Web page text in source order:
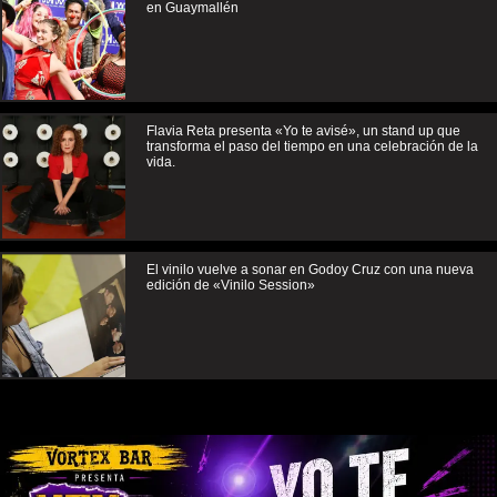
en Guaymallén
Flavia Reta presenta «Yo te avisé», un stand up que
transforma el paso del tiempo en una celebración de la
vida.
El vinilo vuelve a sonar en Godoy Cruz con una nueva
edición de «Vinilo Session»